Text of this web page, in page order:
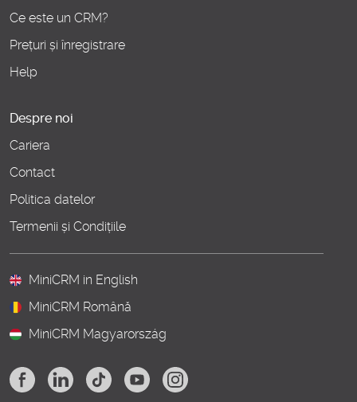
Ce este un CRM?
Prețuri și înregistrare
Help
Despre noi
Cariera
Contact
Politica datelor
Termenii și Condițiile
MiniCRM in English
MiniCRM Română
MiniCRM Magyarország